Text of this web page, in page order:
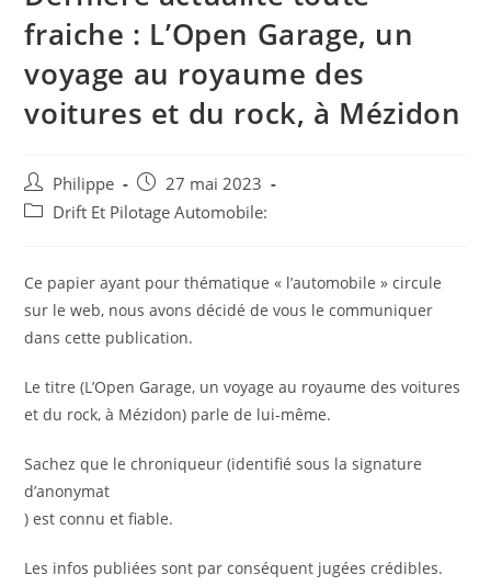
fraiche : L’Open Garage, un
voyage au royaume des
voitures et du rock, à Mézidon
Auteur/autrice
de
Philippe
Post
published:
27 mai 2023
PostDrift Et Pilotage Automobile:
Ce papier ayant pour thématique « l’automobile » circule
sur le web, nous avons décidé de vous le communiquer
dans cette publication.
Le titre (L’Open Garage, un voyage au royaume des voitures
et du rock, à Mézidon) parle de lui-même.
Sachez que le chroniqueur (identifié sous la signature
d’anonymat
) est connu et fiable.
Les infos publiées sont par conséquent jugées crédibles.